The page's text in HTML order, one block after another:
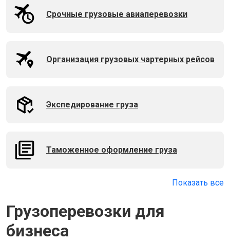
Срочные грузовые авиаперевозки
Организация грузовых чартерных рейсов
Экспедирование груза
Таможенное оформление груза
Показать все
Грузоперевозки для
бизнеса